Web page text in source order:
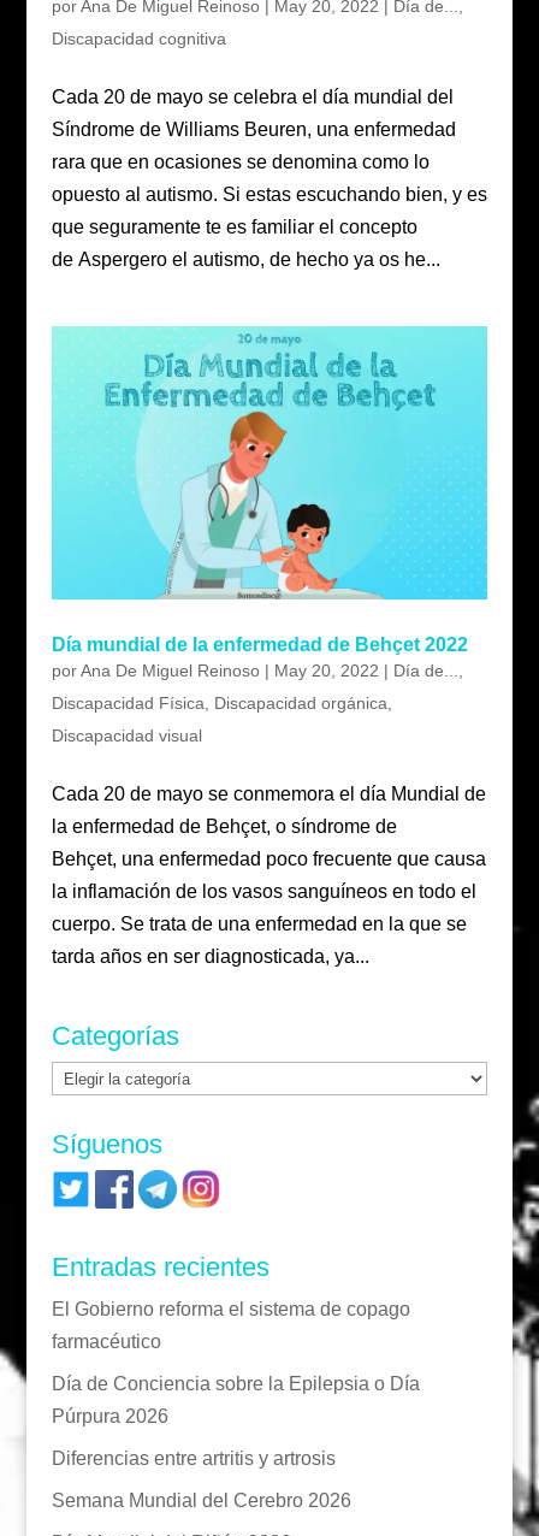
porAna De Miguel Reinoso| May 20, 2022 | Día de...
Discapacidad cognitiva
Cada 20 de mayo se celebra el día mundial del
Síndrome de Williams Beuren, una enfermedad
rara que en ocasiones se denomina como lo
opuesto al autismo. Si estas escuchando bien, y es
que seguramente te es familiar el concepto
de Aspergero el autismo, de hecho ya os he...
Día mundial de la enfermedad de Behçet 2022
porAna De Miguel Reinoso| May 20, 2022 | Día de...
Discapacidad Física
Discapacidad orgánica
Discapacidad visual
Cada 20 de mayo se conmemora el día Mundial de
la enfermedad de Behçet, o síndrome de
Behçet, una enfermedad poco frecuente que causa
la inflamación de los vasos sanguíneos en todo el
cuerpo. Se trata de una enfermedad en la que se
tarda años en ser diagnosticada, ya...
Categorías
Categorías
Síguenos
Entradas recientes
El Gobierno reforma el sistema de copago
farmacéutico
Día de Conciencia sobre la Epilepsia o Día
Púrpura 2026
Diferencias entre artritis y artrosis
Semana Mundial del Cerebro 2026